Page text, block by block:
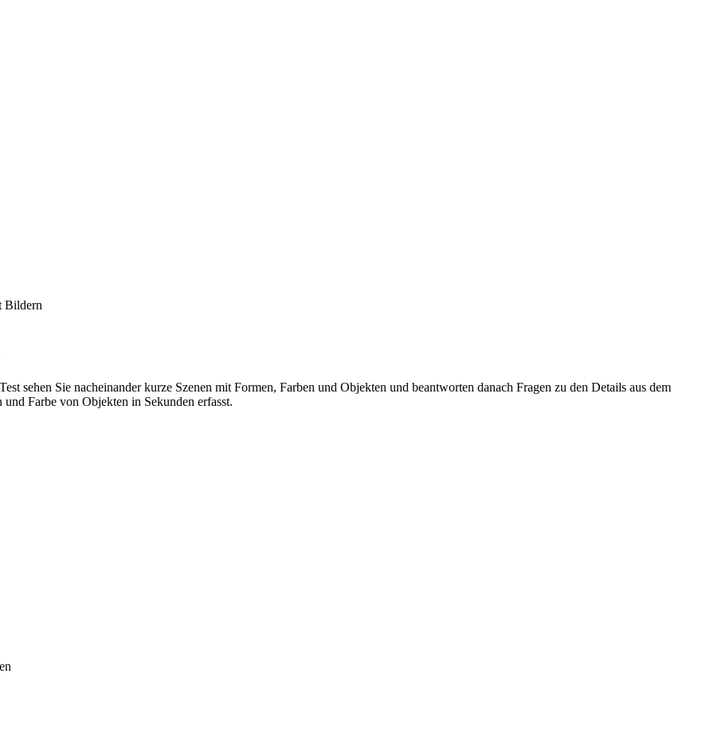
Bildern
sehen Sie nacheinander kurze Szenen mit Formen, Farben und Objekten und beantworten danach Fragen zu den Details aus dem
Farbe von Objekten in Sekunden erfasst.